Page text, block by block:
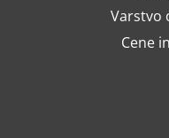
Varstvo
Cene